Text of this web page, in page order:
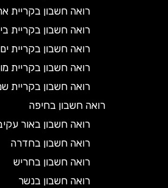
רואה חשבון בקריית אתא
רואה חשבון בקריית ביאליק
רואה חשבון בקריית ים
רואה חשבון בקריית מוצקין
רואה חשבון בקריית שמונה
רואה חשבון בחיפה
רואה חשבון באור עקיבא
רואה חשבון בחדרה
רואה חשבון בחריש
רואה חשבון בנשר